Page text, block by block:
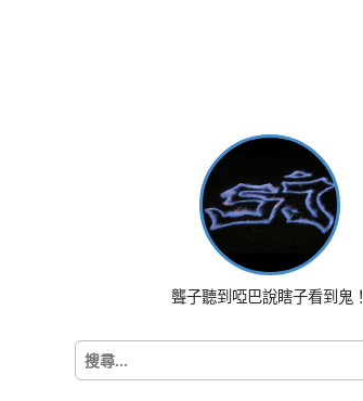
聾子聽到啞巴說瞎子看到鬼！
搜
尋